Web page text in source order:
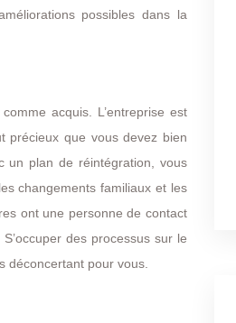
possibles dans la
acquis. L’entreprise est
précieux que vous devez bien
un plan de réintégration, vous
changements familiaux et les
ont une personne de contact
des processus sur le
déconcertant pour vous.